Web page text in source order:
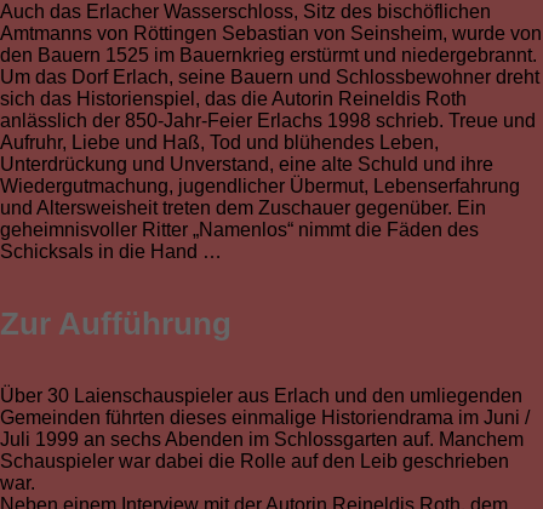
Auch das Erlacher Wasserschloss, Sitz des bischöflichen
Amtmanns von Röttingen Sebastian von Seinsheim, wurde von
den Bauern 1525 im Bauernkrieg erstürmt und niedergebrannt.
Um das Dorf Erlach, seine Bauern und Schlossbewohner dreht
sich das Historienspiel, das die Autorin Reineldis Roth
anlässlich der 850-Jahr-Feier Erlachs 1998 schrieb. Treue und
Aufruhr, Liebe und Haß, Tod und blühendes Leben,
Unterdrückung und Unverstand, eine alte Schuld und ihre
Wiedergutmachung, jugendlicher Übermut, Lebenserfahrung
und Altersweisheit treten dem Zuschauer gegenüber. Ein
geheimnisvoller Ritter „Namenlos“ nimmt die Fäden des
Schicksals in die Hand …
Zur Aufführung
Über 30 Laienschauspieler aus Erlach und den umliegenden
Gemeinden führten dieses einmalige Historiendrama im Juni /
Juli 1999 an sechs Abenden im Schlossgarten auf. Manchem
Schauspieler war dabei die Rolle auf den Leib geschrieben
war.
Neben einem Interview mit der Autorin Reineldis Roth, dem